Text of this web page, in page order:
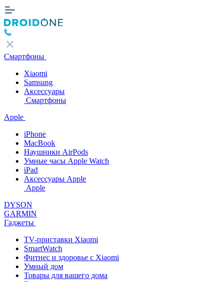
Смартфоны
Xiaomi
Samsung
Аксессуары
Смартфоны
Apple
iPhone
MacBook
Наушники AirPods
Умные часы Apple Watch
iPad
Аксессуары Apple
Apple
DYSON
GARMIN
Гаджеты
TV-приставки Xiaomi
SmartWatch
Фитнес и здоровье с Xiaomi
Умный дом
Товары для вашего дома